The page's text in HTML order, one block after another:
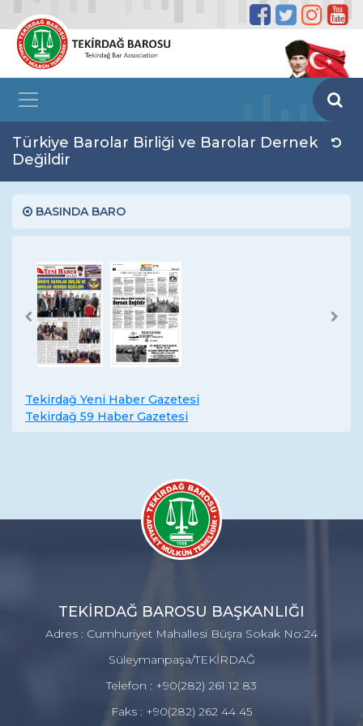
Türkiye Barolar Birliği ve Barolar Dernek
Değildir
BASINDA BARO
Previous Next
Tekirdağ Yeni Haber Gazetesi
Tekirdağ 59 Haber Gazetesi
TEKİRDAĞ BAROSU BAŞKANLIĞI
Adres : Cumhuriyet Mahallesi Büşra Sokak No:24
Süleymanpaşa/TEKİRDAĞ
Telefon : +90(282) 261 12 83
Faks : +90(282) 262 44 45